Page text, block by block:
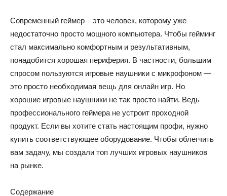
Современный геймер – это человек, которому уже
недостаточно просто мощного компьютера. Чтобы гейминг
стал максимально комфортным и результативным,
понадобится хорошая периферия. В частности, большим
спросом пользуются игровые наушники с микрофоном —
это просто необходимая вещь для онлайн игр. Но
хорошие игровые наушники не так просто найти. Ведь
профессионального геймера не устроит проходной
продукт. Если вы хотите стать настоящим профи, нужно
купить соответствующее оборудование. Чтобы облегчить
вам задачу, мы создали топ лучших игровых наушников
на рынке.
Содержание